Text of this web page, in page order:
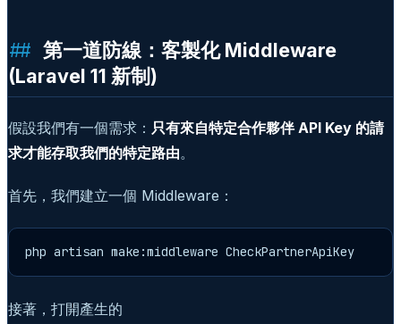
第一道防線：客製化 Middleware
(Laravel 11 新制)
假設我們有一個需求： 只有來自特定合作夥伴 API Key 的請
求才能存取我們的特定路由。
首先，我們建立一個 Middleware：
php artisan make:middleware CheckPartnerApiKey
接著，打開產生的